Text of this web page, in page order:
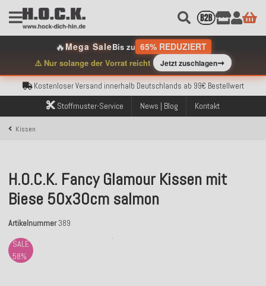
🔥Mega SaleBis zu 65% REDUZIERT
⚠️ Nur solange der Vorrat reicht Jetzt zuschlagen➞
Kostenloser Versand innerhalb Deutschlands ab 99€ Bestellwert
Über 120.000 erfolgreich versendete Bestellungen
Sicher bezahlen mit Klarna, PayPal & Amazon Pay
Kostenloser Versand innerhalb Deutschlands ab 99€ Bestellwert
Über 120.000 erfolgreich versendete Bestellungen
Sicher bezahlen mit Klarna, PayPal & Amazon Pay
Kostenloser Versand innerhalb Deutschlands ab 99€ Bestellwert
Stoffmuster-Service News | Blog Kontakt
Kissen
SALE
58%
H.O.C.K. Fancy Glamour Kissen mit
Biese 50x30cm salmon
Artikelnummer389